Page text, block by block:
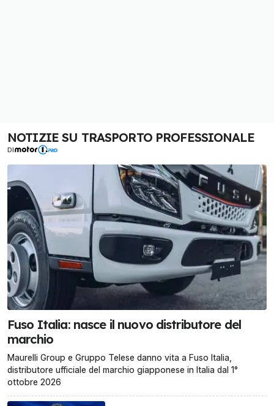
NOTIZIE SU TRASPORTO PROFESSIONALE
DI
Fuso Italia: nasce il nuovo distributore del
marchio
Maurelli Group e Gruppo Telese danno vita a Fuso Italia,
distributore ufficiale del marchio giapponese in Italia dal 1°
ottobre 2026